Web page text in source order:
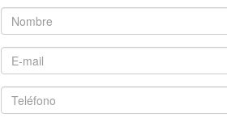
Nombre
E-mail
Teléfono